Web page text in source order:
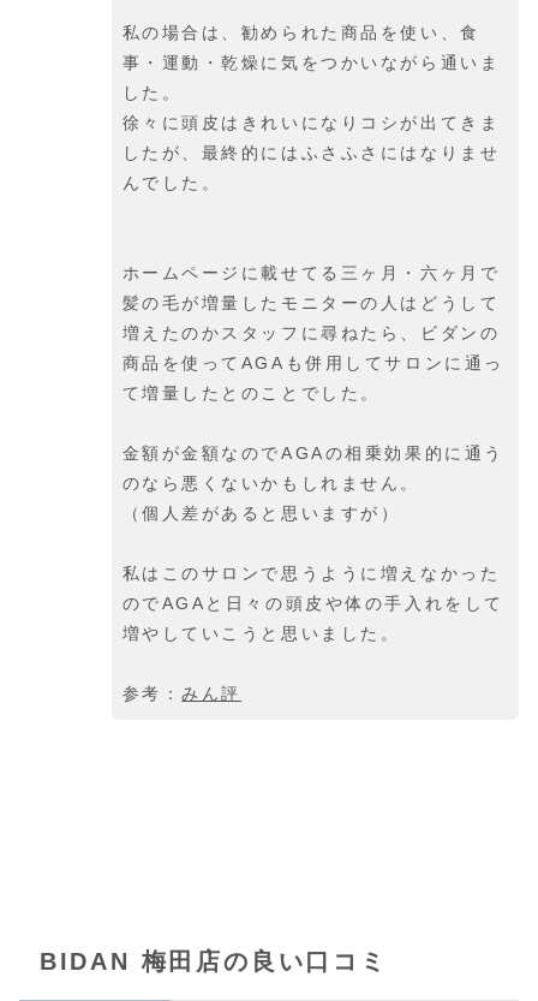
私の場合は、勧められた商品を使い、食
事・運動・乾燥に気をつかいながら通いま
した。
徐々に頭皮はきれいになりコシが出てきま
したが、最終的にはふさふさにはなりませ
んでした。
ホームページに載せてる三ヶ月・六ヶ月で
髪の毛が増量したモニターの人はどうして
増えたのかスタッフに尋ねたら、ビダンの
商品を使ってAGAも併用してサロンに通っ
て増量したとのことでした。
金額が金額なのでAGAの相乗効果的に通う
のなら悪くないかもしれません。
（個人差があると思いますが）
私はこのサロンで思うように増えなかった
のでAGAと日々の頭皮や体の手入れをして
増やしていこうと思いました。
参考：みん評
BIDAN 梅田店の良い口コミ